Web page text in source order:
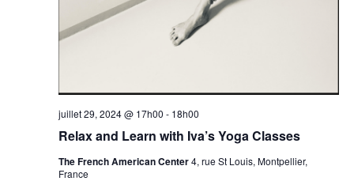
Relax and Learn with Iva’s Yoga Classes
juillet 29, 2024 @ 17h00 - 18h00
The French American Center4, rue St Louis, Montpellier,
France